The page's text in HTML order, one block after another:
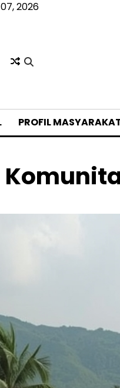
2026
PROFIL